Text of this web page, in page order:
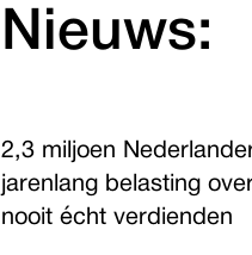
Nieuws:
2,3 miljoen
jarenlang belasting
nooit écht verdienden